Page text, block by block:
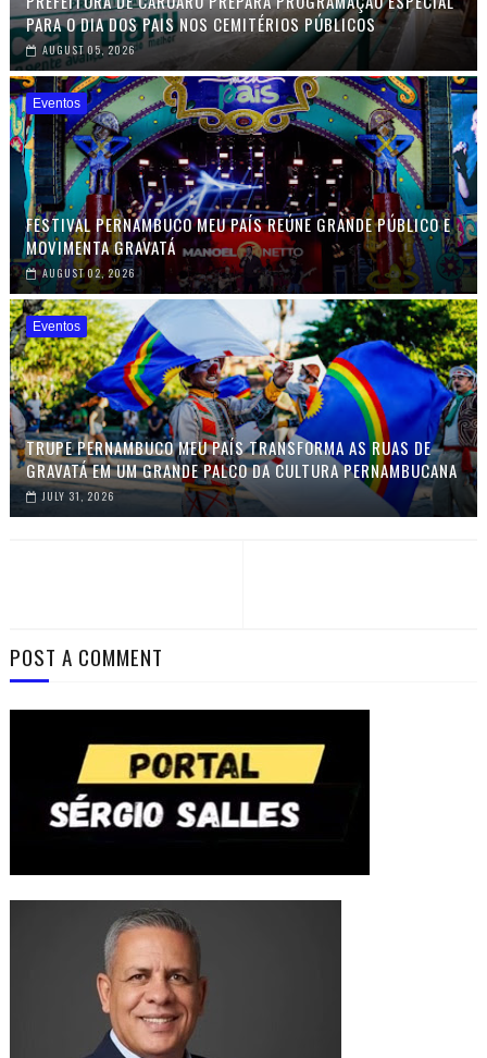
PARA O DIA DOS PAIS NOS CEMITÉRIOS PÚBLICOS
AUGUST 05, 2026
Eventos
FESTIVAL PERNAMBUCO MEU PAÍS REÚNE GRANDE PÚBLICO E
MOVIMENTA GRAVATÁ
AUGUST 02, 2026
Eventos
TRUPE PERNAMBUCO MEU PAÍS TRANSFORMA AS RUAS DE
GRAVATÁ EM UM GRANDE PALCO DA CULTURA PERNAMBUCANA
JULY 31, 2026
POST A COMMENT